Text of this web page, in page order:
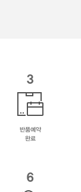
3
반품예약
완료
6